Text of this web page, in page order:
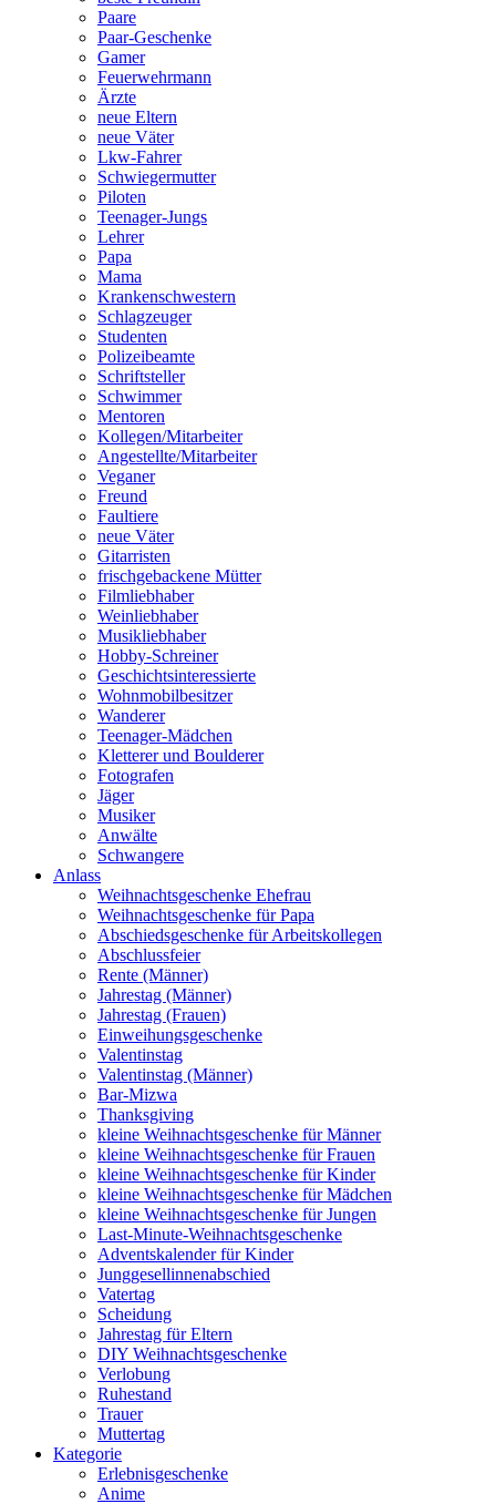
Paare
Paar-Geschenke
Gamer
Feuerwehrmann
Ärzte
neue Eltern
neue Väter
Lkw-Fahrer
Schwiegermutter
Piloten
Teenager-Jungs
Lehrer
Papa
Mama
Krankenschwestern
Schlagzeuger
Studenten
Polizeibeamte
Schriftsteller
Schwimmer
Mentoren
Kollegen/Mitarbeiter
Angestellte/Mitarbeiter
Veganer
Freund
Faultiere
neue Väter
Gitarristen
frischgebackene Mütter
Filmliebhaber
Weinliebhaber
Musikliebhaber
Hobby-Schreiner
Geschichtsinteressierte
Wohnmobilbesitzer
Wanderer
Teenager-Mädchen
Kletterer und Boulderer
Fotografen
Jäger
Musiker
Anwälte
Schwangere
Anlass
Weihnachtsgeschenke Ehefrau
Weihnachtsgeschenke für Papa
Abschiedsgeschenke für Arbeitskollegen
Abschlussfeier
Rente (Männer)
Jahrestag (Männer)
Jahrestag (Frauen)
Einweihungsgeschenke
Valentinstag
Valentinstag (Männer)
Bar-Mizwa
Thanksgiving
kleine Weihnachtsgeschenke für Männer
kleine Weihnachtsgeschenke für Frauen
kleine Weihnachtsgeschenke für Kinder
kleine Weihnachtsgeschenke für Mädchen
kleine Weihnachtsgeschenke für Jungen
Last-Minute-Weihnachtsgeschenke
Adventskalender für Kinder
Junggesellinnenabschied
Vatertag
Scheidung
Jahrestag für Eltern
DIY Weihnachtsgeschenke
Verlobung
Ruhestand
Trauer
Muttertag
Kategorie
Erlebnisgeschenke
Anime